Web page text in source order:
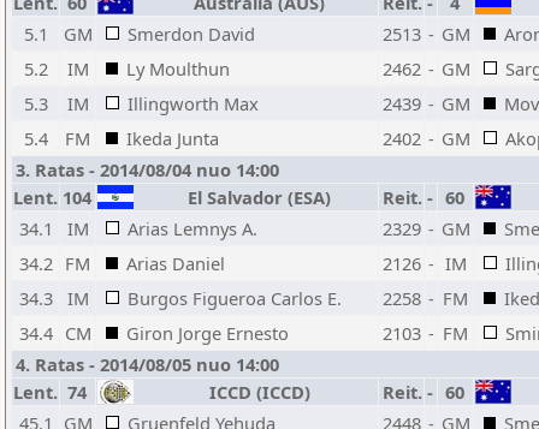
5.1
GM Smerdon David 2513 - GM
5.2
IM Ly Moulthun 2462 - GM
5.3
IM Illingworth Max 2439 - GM
5.4
FM Ikeda Junta 2402 - GM
3. Ratas - 2014/08/04 nuo 14:00
Lent. 104 El Salvador (ESA) Reit. - 60
34.1
IM Arias Lemnys A. 2329 - GM
34.2 FM Arias Daniel 2126 - IM
34.3 IM Burgos Figueroa Carlos E. 2258 - FM
34.4 CM Giron Jorge Ernesto 2103 - FM
4. Ratas - 2014/08/05 nuo 14:00
Lent. 74 ICCD (ICCD) Reit. - 60
45.1 GM Gruenfeld Yehuda 2448 - GM